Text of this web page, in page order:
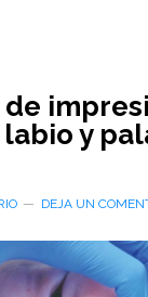
y
DEJA UN